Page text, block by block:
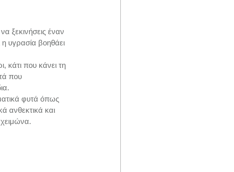
ξεκινήσεις έναν
η υγρασία βοηθάει
κάτι που κάνει τη
που
φυτά όπως
ανθεκτικά και